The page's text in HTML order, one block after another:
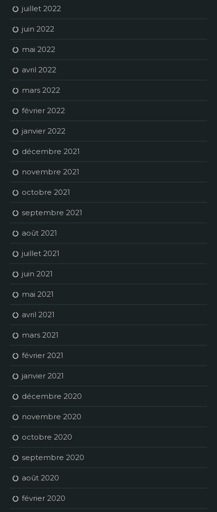
juillet 2022
juin 2022
mai 2022
avril 2022
mars 2022
février 2022
janvier 2022
décembre 2021
novembre 2021
octobre 2021
septembre 2021
août 2021
juillet 2021
juin 2021
mai 2021
avril 2021
mars 2021
février 2021
janvier 2021
décembre 2020
novembre 2020
octobre 2020
septembre 2020
août 2020
février 2020